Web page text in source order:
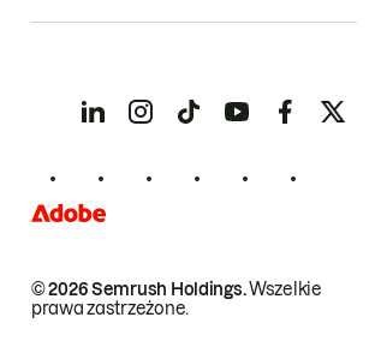
© 2026 Semrush Holdings.Wszelkie
prawa zastrzeżone.